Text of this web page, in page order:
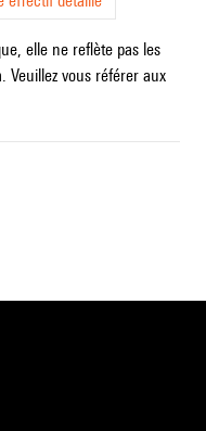
elle ne reflète pas les
Veuillez vous référer aux